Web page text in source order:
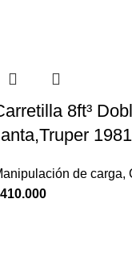
$420.000.
8ft³
de carga,
410.000